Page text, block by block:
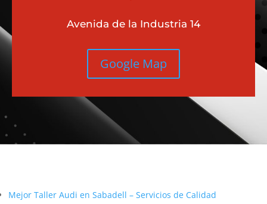
Avenida de la Industria 14
Google Map
Mejor Taller Audi en Sabadell – Servicios de Calidad